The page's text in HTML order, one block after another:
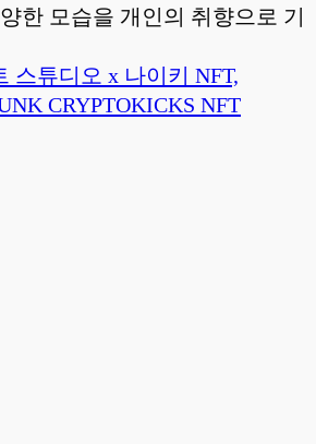
한 모습을 개인의 취향으로 기
스튜디오 x 나이키 NFT,
CRYPTOKICKS NFT